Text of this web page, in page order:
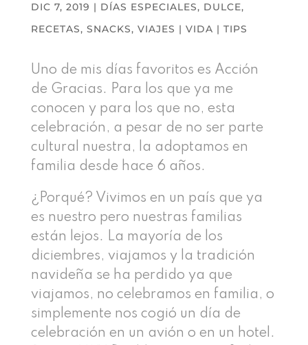
DIC 7, 2019 | DÍAS ESPECIALES, DULCE,
RECETAS, SNACKS, VIAJES | VIDA | TIPS
Uno de mis días favoritos es Acción
de Gracias. Para los que ya me
conocen y para los que no, esta
celebración, a pesar de no ser parte
cultural nuestra, la adoptamos en
familia desde hace 6 años.
¿Porqué? Vivimos en un país que ya
es nuestro pero nuestras familias
están lejos. La mayoría de los
diciembres, viajamos y la tradición
navideña se ha perdido ya que
viajamos, no celebramos en familia, o
simplemente nos cogió un día de
celebración en un avión o en un hotel.